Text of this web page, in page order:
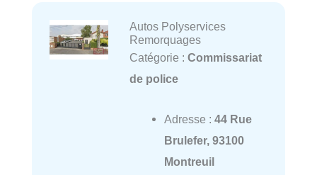
Autos Polyservices
Remorquages
Catégorie : Commissariat
de police
Adresse : 44 Rue
Brulefer, 93100
Montreuil